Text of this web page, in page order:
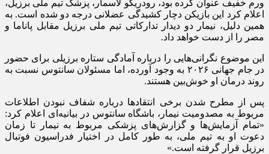
ورم خفیف عنوان کرده بود، رودریگو لاسمار، پزشک تیم ملی برزیل،
اعلام کرد این بازیکن دچار کشیدگی عضلانی درجه دو شده است. به
همین دلیل، نیمار دو دیدار تدارکاتی تیم ملی برزیل مقابل پاناما و
مصر را از دست خواهد داد.
این موضوع نگرانی‌هایی را درباره آمادگی ستاره برزیلی برای حضور
در جام جهانی ۲۰۲۶ به وجود آورده، اما مسئولان سانتوس نسبت به
روند درمان او خوش‌بین هستند.
پس از مطرح شدن برخی انتقاد‌ها درباره شفاف نبودن اطلاعات
مربوط به مصدومیت نیمار، باشگاه سانتوس در بیانیه‌ای اعلام کرد:
«تمام آزمایش‌ها و گزارش‌های پزشکی مربوط به نیمار تا زمان
دعوت او به تیم ملی، به طور کامل در اختیار فدراسیون فوتبال
برزیل قرار گرفته است.»